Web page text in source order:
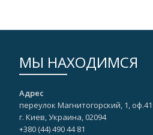
МЫ НАХОДИМСЯ
Адрес
переулок Магнитогорский, 1,
г. Киев, Украина, 02094
+380 (44) 490 44 81